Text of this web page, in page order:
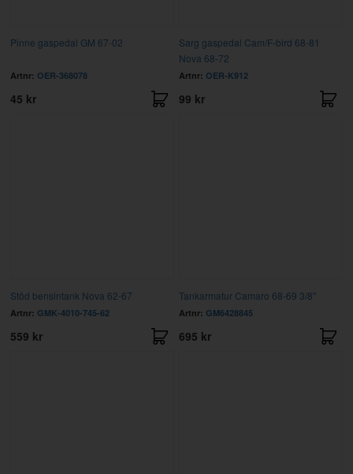
Pinne gaspedal GM 67-02
Artnr: OER-368078
45 kr
Sarg gaspedal Cam/F-bird 68-81
Nova 68-72
Artnr: OER-K912
99 kr
Stöd bensintank Nova 62-67
Artnr: GMK-4010-745-62
559 kr
Tankarmatur Camaro 68-69 3/8"
Artnr: GM6428845
695 kr